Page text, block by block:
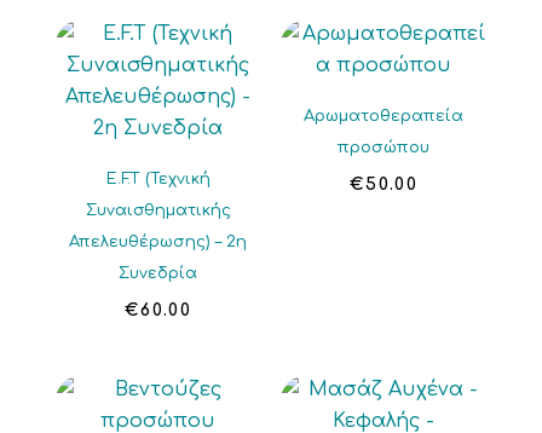
E.F.T (Τεχνική
Συναισθηματικής
Απελευθέρωσης) – 2η
Συνεδρία
€60.00
Αρωματοθεραπεία
προσώπου
€50.00